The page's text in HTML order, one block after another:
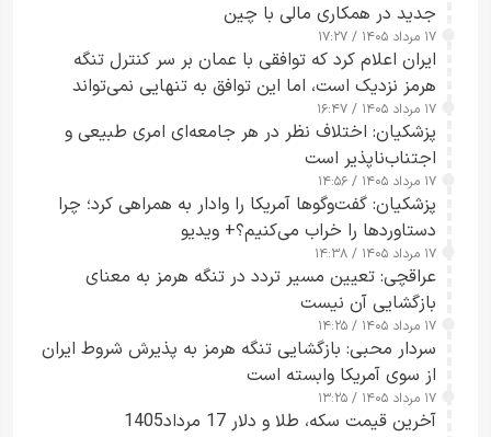
جدید در همکاری مالی با چین
۱۷ مرداد ۱۴۰۵ / ۱۷:۲۷
ایران اعلام کرد که توافقی با عمان بر سر کنترل تنگه
هرمز نزدیک است، اما این توافق به تنهایی نمی‌تواند
آبراه را آزاد کند
۱۷ مرداد ۱۴۰۵ / ۱۶:۴۷
پزشکیان: اختلاف نظر در هر جامعه‌ای امری طبیعی و
اجتناب‌ناپذیر است
۱۷ مرداد ۱۴۰۵ / ۱۴:۵۶
پزشکیان: گفت‌وگوها آمریکا را وادار به همراهی کرد؛ چرا
دستاوردها را خراب می‌کنیم؟+ ویدیو
۱۷ مرداد ۱۴۰۵ / ۱۴:۳۸
عراقچی: تعیین مسیر تردد در تنگه هرمز به معنای
بازگشایی آن نیست
۱۷ مرداد ۱۴۰۵ / ۱۴:۲۵
سردار محبی: بازگشایی تنگه هرمز به پذیرش شروط ایران
از سوی آمریکا وابسته است
۱۷ مرداد ۱۴۰۵ / ۱۳:۲۵
آخرین قیمت سکه، طلا و دلار 17 مرداد1405